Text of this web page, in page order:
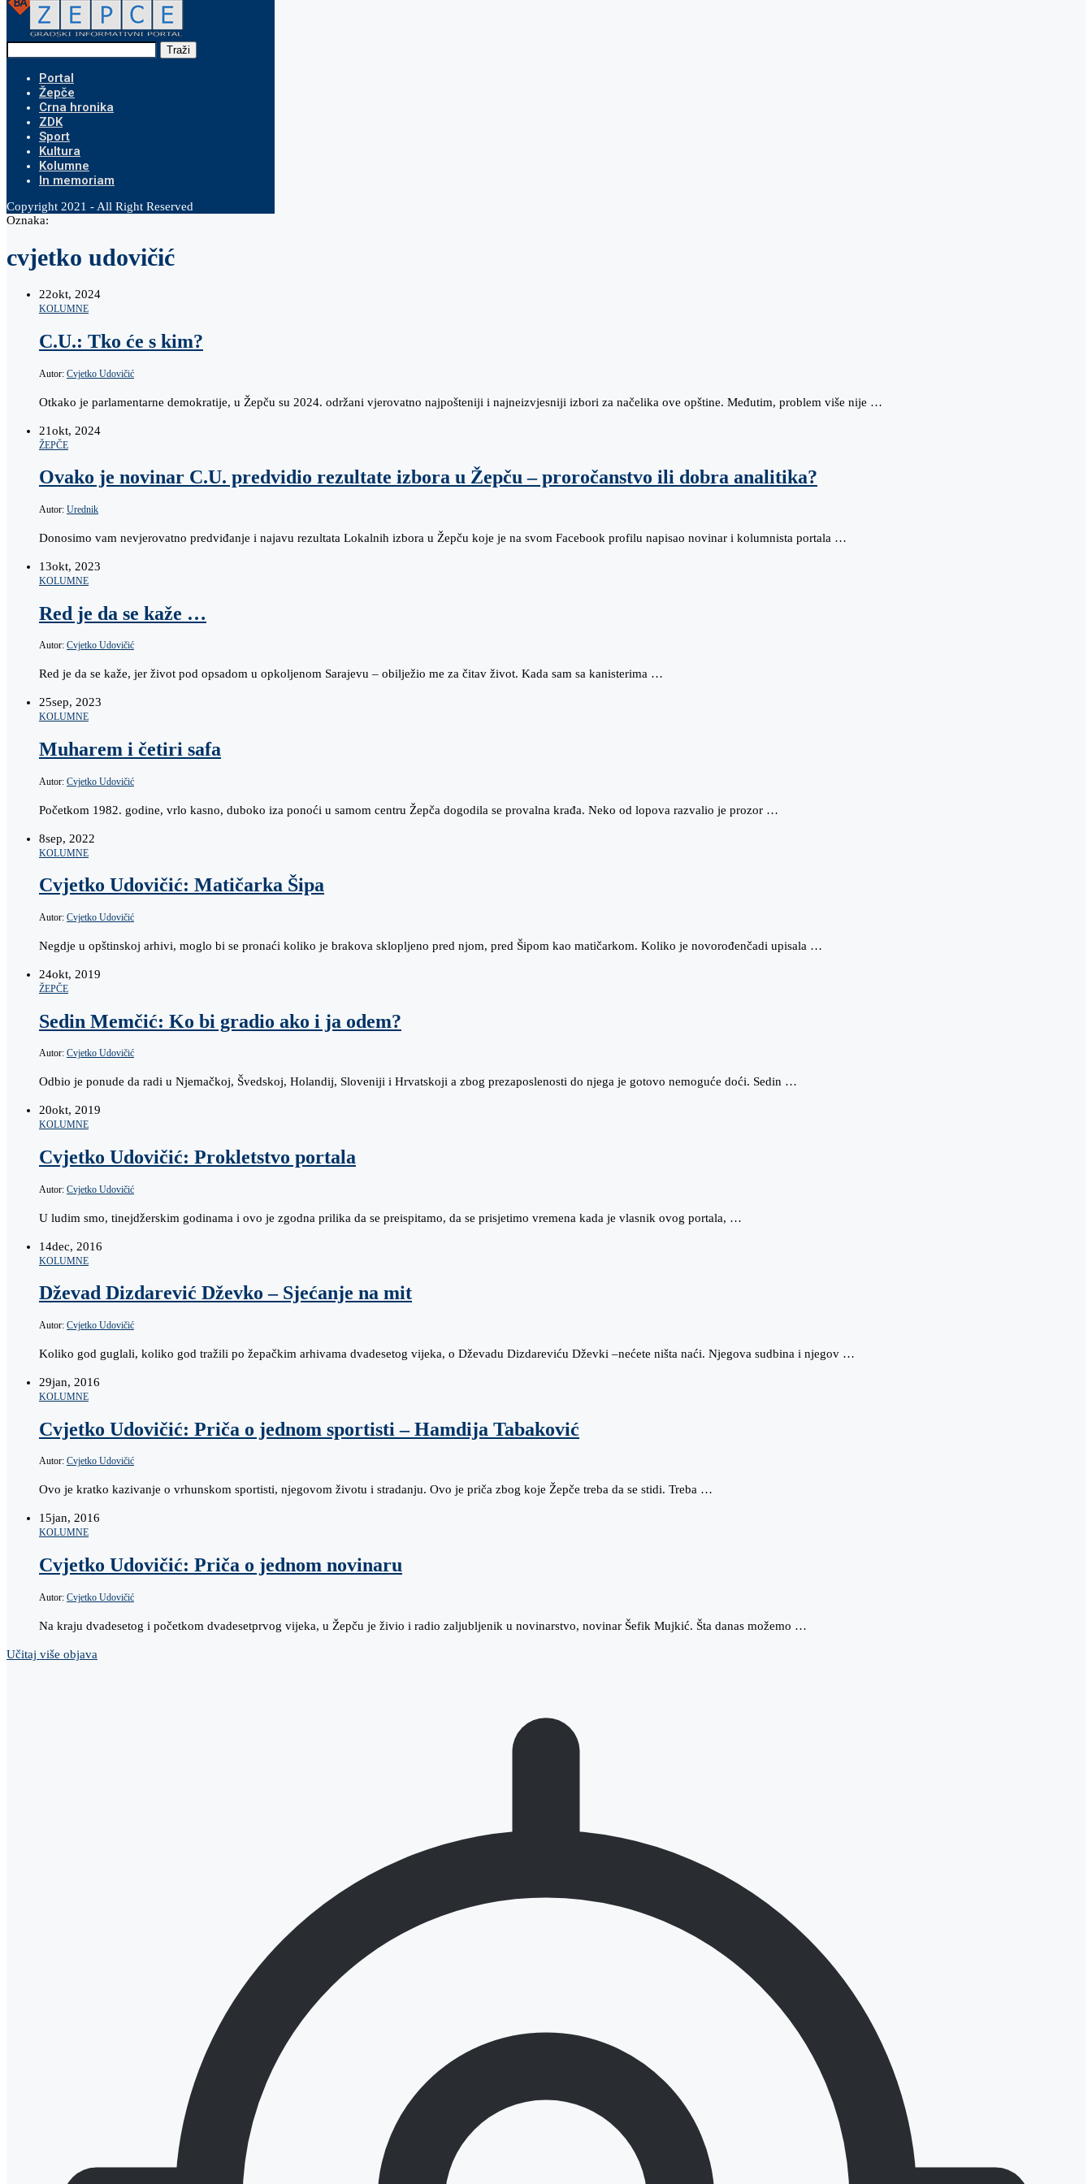
Traži
Portal
Žepče
Crna hronika
ZDK
Sport
Kultura
Kolumne
In memoriam
Copyright 2021 - All Right Reserved
Oznaka:
cvjetko udovičić
22okt, 2024
KOLUMNE
C.U.: Tko će s kim?
Autor: Cvjetko Udovičić
Otkako je parlamentarne demokratije, u Žepču su 2024. održani vjerovatno najpošteniji i najneizvjesniji izbori za načelika ove opštine. Međutim, problem više nije …
21okt, 2024
ŽEPČE
Ovako je novinar C.U. predvidio rezultate izbora u Žepču – proročanstvo ili dobra analitika?
Autor: Urednik
Donosimo vam nevjerovatno predviđanje i najavu rezultata Lokalnih izbora u Žepču koje je na svom Facebook profilu napisao novinar i kolumnista portala …
13okt, 2023
KOLUMNE
Red je da se kaže …
Autor: Cvjetko Udovičić
Red je da se kaže, jer život pod opsadom u opkoljenom Sarajevu – obilježio me za čitav život. Kada sam sa kanisterima …
25sep, 2023
KOLUMNE
Muharem i četiri safa
Autor: Cvjetko Udovičić
Početkom 1982. godine, vrlo kasno, duboko iza ponoći u samom centru Žepča dogodila se provalna krađa. Neko od lopova razvalio je prozor …
8sep, 2022
KOLUMNE
Cvjetko Udovičić: Matičarka Šipa
Autor: Cvjetko Udovičić
Negdje u opštinskoj arhivi, moglo bi se pronaći koliko je brakova sklopljeno pred njom, pred Šipom kao matičarkom. Koliko je novorođenčadi upisala …
24okt, 2019
ŽEPČE
Sedin Memčić: Ko bi gradio ako i ja odem?
Autor: Cvjetko Udovičić
Odbio je ponude da radi u Njemačkoj, Švedskoj, Holandij, Sloveniji i Hrvatskoji a zbog prezaposlenosti do njega je gotovo nemoguće doći. Sedin …
20okt, 2019
KOLUMNE
Cvjetko Udovičić: Prokletstvo portala
Autor: Cvjetko Udovičić
U ludim smo, tinejdžerskim godinama i ovo je zgodna prilika da se preispitamo, da se prisjetimo vremena kada je vlasnik ovog portala, …
14dec, 2016
KOLUMNE
Dževad Dizdarević Dževko – Sjećanje na mit
Autor: Cvjetko Udovičić
Koliko god guglali, koliko god tražili po žepačkim arhivama dvadesetog vijeka, o Dževadu Dizdareviću Dževki –nećete ništa naći. Njegova sudbina i njegov …
29jan, 2016
KOLUMNE
Cvjetko Udovičić: Priča o jednom sportisti – Hamdija Tabaković
Autor: Cvjetko Udovičić
Ovo je kratko kazivanje o vrhunskom sportisti, njegovom životu i stradanju. Ovo je priča zbog koje Žepče treba da se stidi. Treba …
15jan, 2016
KOLUMNE
Cvjetko Udovičić: Priča o jednom novinaru
Autor: Cvjetko Udovičić
Na kraju dvadesetog i početkom dvadesetprvog vijeka, u Žepču je živio i radio zaljubljenik u novinarstvo, novinar Šefik Mujkić. Šta danas možemo …
Učitaj više objava